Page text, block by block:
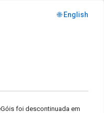
🌐 English
foi descontinuada em